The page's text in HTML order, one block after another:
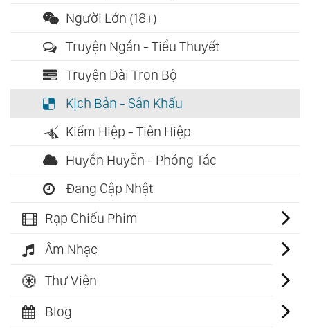
Người Lớn (18+)
Truyện Ngắn - Tiểu Thuyết
Truyện Dài Trọn Bộ
Kịch Bản - Sân Khấu
Kiếm Hiệp - Tiên Hiệp
Huyền Huyễn - Phóng Tác
Đang Cập Nhật
Rạp Chiếu Phim
Âm Nhạc
Thư Viện
Blog